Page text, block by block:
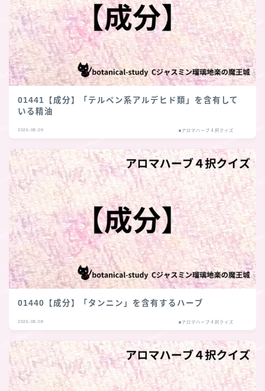
01441【成分】「テルペン系アルデヒド類」を含有して
いる精油
2026.08.09 ■アロマハーブ４択クイズ
01440【成分】「タンニン」を含有するハーブ
2026.08.08 ■アロマハーブ４択クイズ